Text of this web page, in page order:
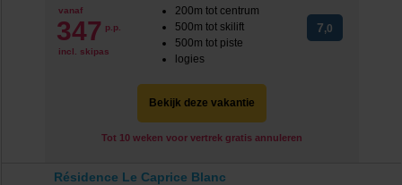
vanaf
347 p.p.
incl. skipas
200m tot centrum
500m tot skilift
500m tot piste
logies
7,0
Bekijk deze vakantie
Tot 10 weken voor vertrek gratis annuleren
Résidence Le Caprice Blanc